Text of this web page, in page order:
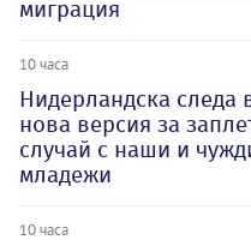
миграция
10 часа
Нидерландска следа
нова версия за
случай с наши и
младежи
10 часа